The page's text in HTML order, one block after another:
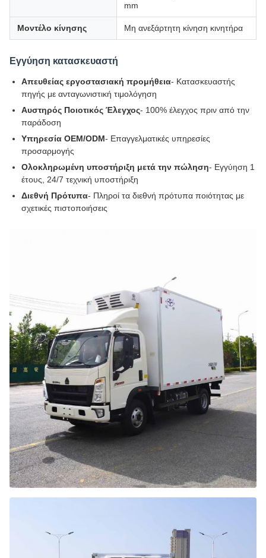
mm
Μοντέλο κίνησης Μη ανεξάρτητη κίνηση κινητήρα
Εγγύηση κατασκευαστή
Απευθείας εργοστασιακή προμήθεια- Κατασκευαστής
πηγής με ανταγωνιστική τιμολόγηση
Αυστηρός Ποιοτικός Έλεγχος- 100% έλεγχος πριν από την
παράδοση
Υπηρεσία OEM/ODM- Επαγγελματικές υπηρεσίες
προσαρμογής
Ολοκληρωμένη υποστήριξη μετά την πώληση- Εγγύηση 1
έτους, 24/7 τεχνική υποστήριξη
Διεθνή Πρότυπα- Πληροί τα διεθνή πρότυπα ποιότητας με
σχετικές πιστοποιήσεις